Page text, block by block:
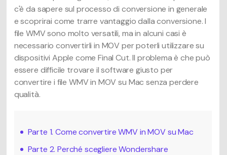
c'è da sapere sul processo di conversione in generale
e scoprirai come trarre vantaggio dalla conversione. I
file WMV sono molto versatili, ma in alcuni casi è
necessario convertirli in MOV per poterli utilizzare su
dispositivi Apple come Final Cut. Il problema è che può
essere difficile trovare il software giusto per
convertire i file WMV in MOV su Mac senza perdere
qualità.
Parte 1. Come convertire WMV in MOV su Mac
Parte 2. Perché scegliere Wondershare